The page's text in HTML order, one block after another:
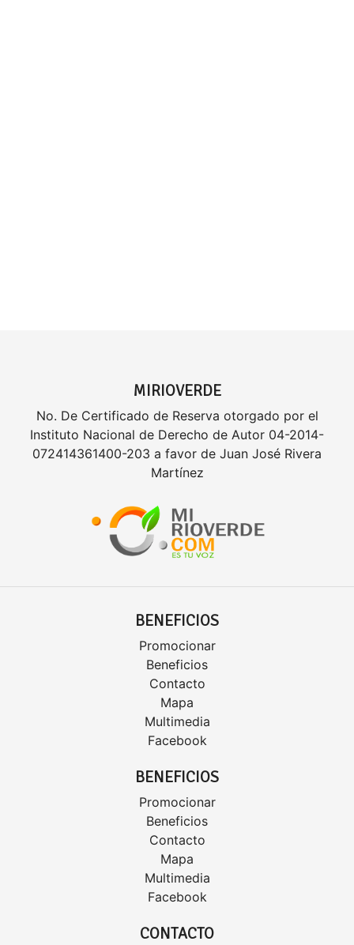
MIRIOVERDE
No. De Certificado de Reserva otorgado por el
Instituto Nacional de Derecho de Autor 04-2014-
072414361400-203 a favor de Juan José Rivera
Martínez
BENEFICIOS
Promocionar
Beneficios
Contacto
Mapa
Multimedia
Facebook
BENEFICIOS
Promocionar
Beneficios
Contacto
Mapa
Multimedia
Facebook
CONTACTO